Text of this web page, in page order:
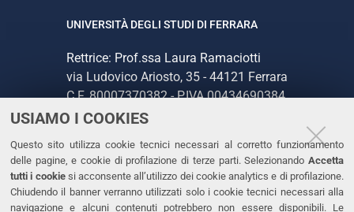
USIAMO I COOKIES
Questo sito utilizza cookie tecnici necessari al corretto funzionamento
delle pagine, e cookie di profilazione di terze parti. Selezionando Accetta
tutti i cookiesi acconsente all’utilizzo dei cookie analytics e di profilazione.
Chiudendo il banner verranno utilizzati solo i cookie tecnici necessari alla
navigazione e alcuni contenuti potrebbero non essere disponibili. Le
UNIVERSITÀ DEGLI STUDI DI FERRARA
Rettrice: Prof.ssa Laura Ramaciotti
via Ludovico Ariosto, 35 - 44121 Ferrara
C.F. 80007370382 - P.IVA 00434690384
CONTATTI
Tel. +39 0532 293111
Fax. +39 0532 293031